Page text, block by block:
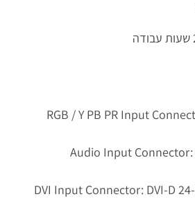
RGB / Y PB PR Input
Audio Input
DVI Input Connector: DVI-D